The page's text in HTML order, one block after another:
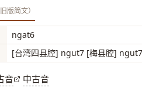
旧版简文）
ngat6
[台湾四县腔] ngut7 [梅县腔]
音 中古音